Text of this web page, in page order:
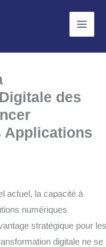
des
Applications
actuel, la capacité à
numériques
stratégique pour les
digitale ne se